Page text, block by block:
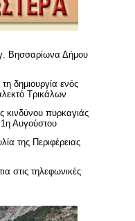
Βησσαρίωνα Δήμου
δημιουργία ενός
Τρικάλων
κινδύνου πυρκαγιάς
1η Αυγούστου
της Περιφέρειας
στις τηλεφωνικές